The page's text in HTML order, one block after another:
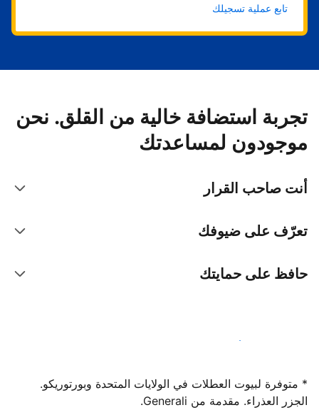
تابع عملية تسجيلك
تجربة استضافة خالية من القلق. نحن
موجودون لمساعدتك
أنت صاحب القرار
تعرّف على ضيوفك
حافظ على حمايتك
سجِّل كمضيف لدينا اليوم
* متوفرة لبيوت العطلات في الولايات المتحدة وبورتوريكو.
الجزر العذراء. مقدمة من Generali.